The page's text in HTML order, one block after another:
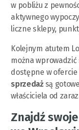
w pobliżu z
aktywnego
liczne sklepy,
Kolejnym atutem
można
dostępne w ofercie
sprzedaż są
właściciela od
Znajdź